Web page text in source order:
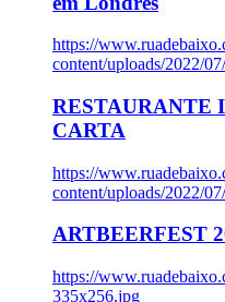
https://
content/uploads/2022/
RESTAURANTE
CARTA
https://
content/uploads/2022/
ARTBEERFEST
https://
335x256.jpg